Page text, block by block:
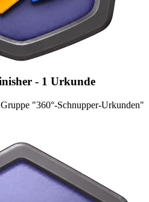
- 1 Urkunde
"360°-Schnupper-Urkunden"